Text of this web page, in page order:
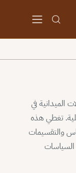
الميدانية في
تغطي هذه
والتقسيمات
السياسات